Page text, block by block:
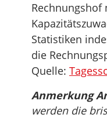
Rechnungshof
Statistiken
die
Quelle:
Anmerkung
werden die